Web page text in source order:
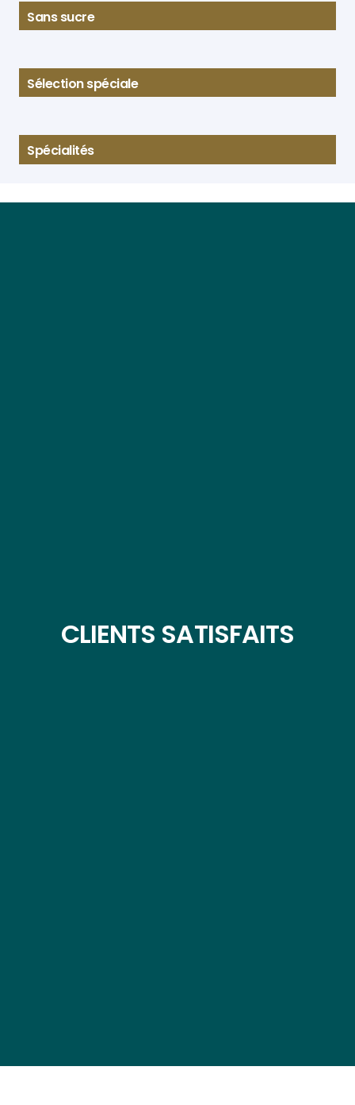
Sans sucre
Sélection spéciale
Spécialités
CLIENTS SATISFAITS